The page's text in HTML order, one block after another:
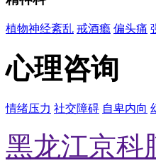
植物神经紊乱 戒酒瘾 偏头痛
心理咨询
情绪压力 社交障碍 自卑内向
黑龙江京科